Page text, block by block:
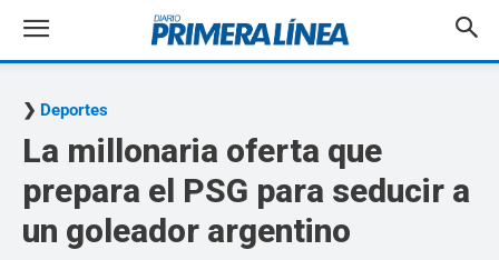
Deportes
La millonaria oferta que
prepara el PSG para seducir a
un goleador argentino